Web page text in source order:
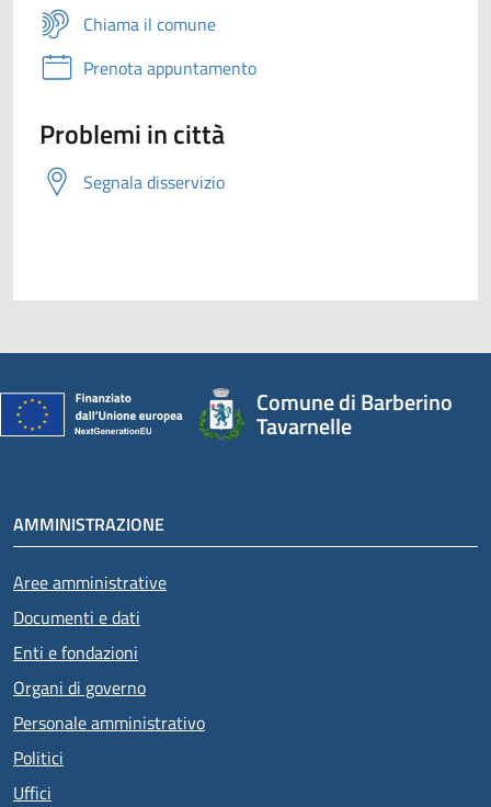
Chiama il comune
Prenota appuntamento
Problemi in città
Segnala disservizio
Comune di Barberino
Tavarnelle
AMMINISTRAZIONE
Aree amministrative
Documenti e dati
Enti e fondazioni
Organi di governo
Personale amministrativo
Politici
Uffici